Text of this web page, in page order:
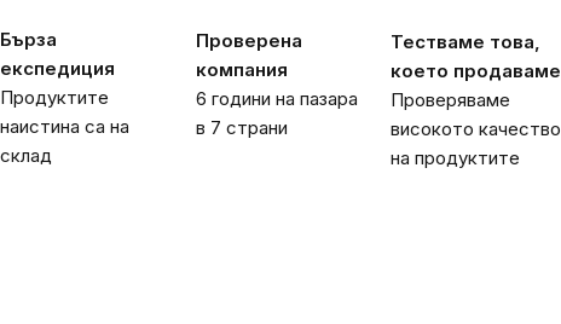
Бърза
експедиция
Продуктите
наистина са на
склад
Проверена
компания
6 години на пазара
в 7 страни
Тестваме това,
което продаваме
Проверяваме
високото качество
на продуктите